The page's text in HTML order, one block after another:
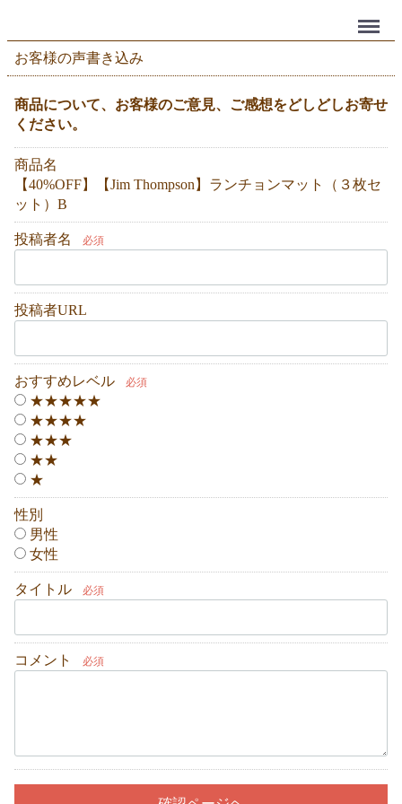
Menu
お客様の声書き込み
商品について、お客様のご意見、ご感想をどしどしお寄せ
ください。
商品名
【40%OFF】【Jim Thompson】ランチョンマット（３枚セ
ット）B
投稿者名 必須
投稿者URL
おすすめレベル 必須
★★★★★
★★★★
★★★
★★
★
性別
男性
女性
タイトル 必須
コメント 必須